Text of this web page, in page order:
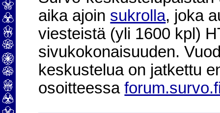
aika ajoin sukrolla, joka
viesteistä (yli 1600 kpl)
sivukokonaisuuden.
keskustelua on jatkettu
osoitteessa